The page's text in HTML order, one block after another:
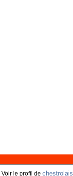
Voir le profil de chestrolais